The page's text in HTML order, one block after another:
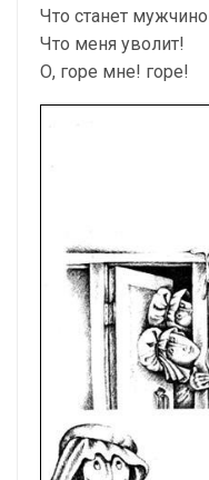
Что станет
Что меня уволит!
О, горе мне! горе!